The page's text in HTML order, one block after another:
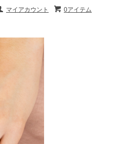
0アイテム
マイアカウント